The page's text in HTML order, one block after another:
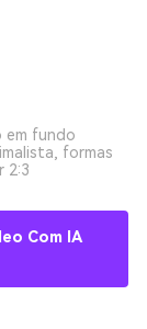
em fundo
formas
2:3
Com IA